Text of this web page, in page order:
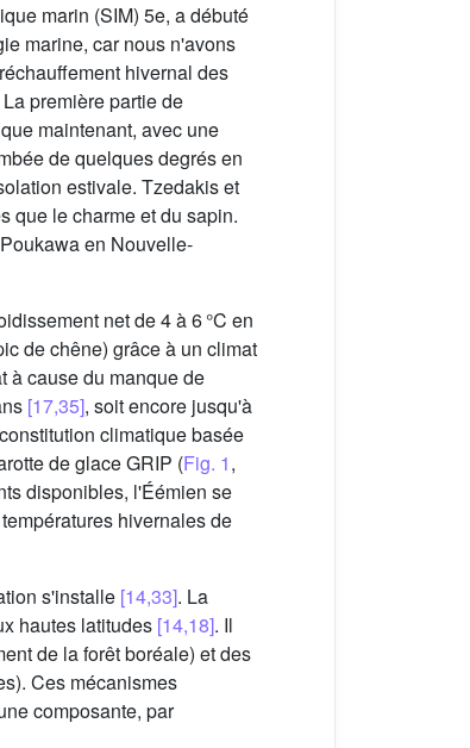
marin (SIM) 5e, a débuté
marine, car nous n'avons
hivernal des
première partie de
maintenant, avec une
de quelques degrés en
estivale. Tzedakis et
que le charme et du sapin.
en Nouvelle-
net de 4 à 6 °C en
de chêne) grâce à un climat
à cause du manque de
[17,35], soit encore jusqu'à
climatique basée
de glace GRIP (Fig. 1,
disponibles, l'Éémien se
hivernales de
s'installe [14,33]. La
hautes latitudes [14,18]. Il
de la forêt boréale) et des
Ces mécanismes
composante, par